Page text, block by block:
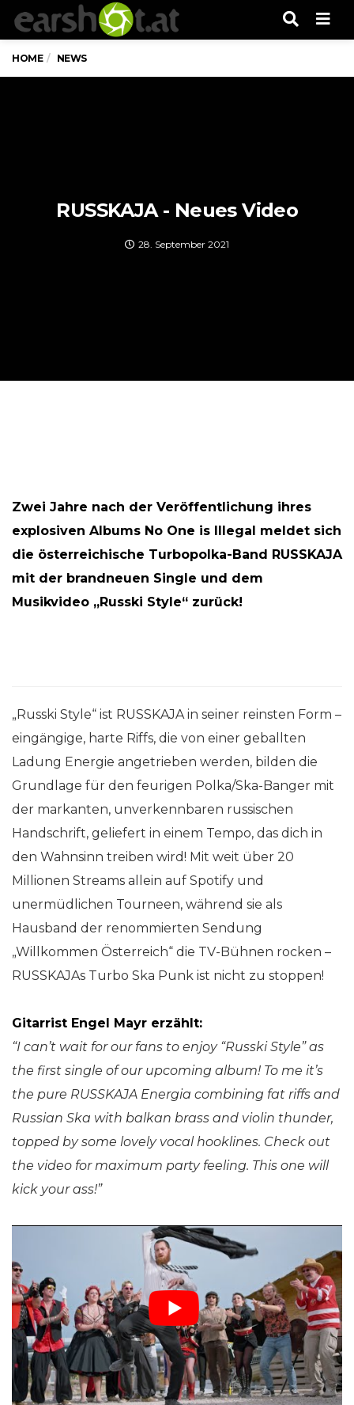
HOME NEWS
RUSSKAJA - Neues Video
28. September 2021
Zwei Jahre nach der Veröffentlichung ihres
explosiven Albums No One is Illegal meldet sich
die österreichische Turbopolka-Band RUSSKAJA
mit der brandneuen Single und dem
Musikvideo „Russki Style“ zurück!
„Russki Style“ ist RUSSKAJA in seiner reinsten Form –
eingängige, harte Riffs, die von einer geballten
Ladung Energie angetrieben werden, bilden die
Grundlage für den feurigen Polka/Ska-Banger mit
der markanten, unverkennbaren russischen
Handschrift, geliefert in einem Tempo, das dich in
den Wahnsinn treiben wird! Mit weit über 20
Millionen Streams allein auf Spotify und
unermüdlichen Tourneen, während sie als
Hausband der renommierten Sendung
„Willkommen Österreich“ die TV-Bühnen rocken –
RUSSKAJAs Turbo Ska Punk ist nicht zu stoppen!
Gitarrist Engel Mayr erzählt:
“I can’t wait for our fans to enjoy “Russki Style” as
the first single of our upcoming album! To me it’s
the pure RUSSKAJA Energia combining fat riffs and
Russian Ska with balkan brass and violin thunder,
topped by some lovely vocal hooklines. Check out
the video for maximum party feeling. This one will
kick your ass!”